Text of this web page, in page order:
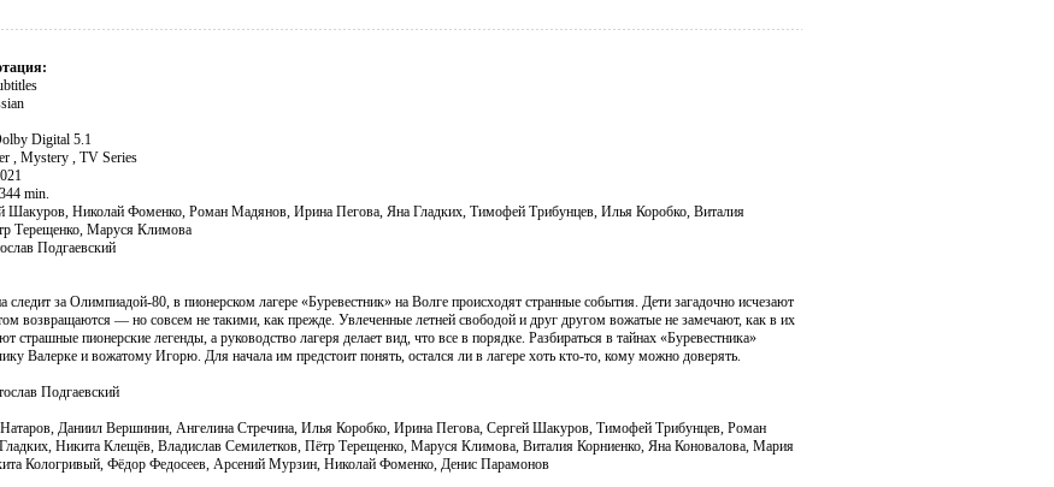
Digital 5.1
, Mystery , TV Series
min.
Шакуров, Николай Фоменко, Роман Мадянов, Ирина Пегова, Яна Гладких, Тимофей Трибунцев, Илья Коробко, Виталия
Терещенко, Маруся Климова
Подгаевский
следит за Олимпиадой-80, в пионерском лагере «Буревестник» на Волге происходят странные события. Дети загадочно исчезают
возвращаются — но совсем не такими, как прежде. Увлеченные летней свободой и друг другом вожатые не замечают, как в их
страшные пионерские легенды, а руководство лагеря делает вид, что все в порядке. Разбираться в тайнах «Буревестника»
Валерке и вожатому Игорю. Для начала им предстоит понять, остался ли в лагере хоть кто-то, кому можно доверять.
Подгаевский
Даниил Вершинин, Ангелина Стречина, Илья Коробко, Ирина Пегова, Сергей Шакуров, Тимофей Трибунцев, Роман
Никита Клещёв, Владислав Семилетков, Пётр Терещенко, Маруся Климова, Виталия Корниенко, Яна Коновалова, Мария
Кологривый, Фёдор Федосеев, Арсений Мурзин, Николай Фоменко, Денис Парамонов